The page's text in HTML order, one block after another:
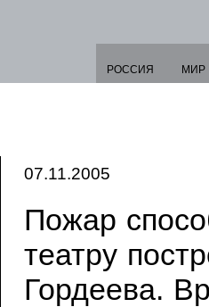
РОССИЯ МИР
07.11.2005
Пожар
театру
Гордеева.